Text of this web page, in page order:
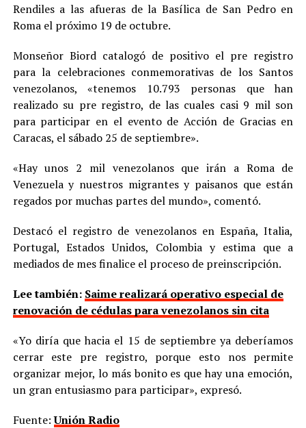
Rendiles a las afueras de la Basílica de San Pedro en
Roma el próximo 19 de octubre.
Monseñor Biord catalogó de positivo el pre registro
para la celebraciones conmemorativas de los Santos
venezolanos, «tenemos 10.793 personas que han
realizado su pre registro, de las cuales casi 9 mil son
para participar en el evento de Acción de Gracias en
Caracas, el sábado 25 de septiembre».
«Hay unos 2 mil venezolanos que irán a Roma de
Venezuela y nuestros migrantes y paisanos que están
regados por muchas partes del mundo», comentó.
Destacó el registro de venezolanos en España, Italia,
Portugal, Estados Unidos, Colombia y estima que a
mediados de mes finalice el proceso de preinscripción.
Lee también: Saime realizará operativo especial de
renovación de cédulas para venezolanos sin cita
«Yo diría que hacia el 15 de septiembre ya deberíamos
cerrar este pre registro, porque esto nos permite
organizar mejor, lo más bonito es que hay una emoción,
un gran entusiasmo para participar», expresó.
Fuente:Unión Radio